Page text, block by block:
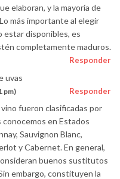
elaboran, y la mayoría de
más importante al elegir
estar disponibles, es
completamente maduros.
Responder
pm) Responder
fueron clasificadas por
conocemos en Estados
Sauvignon Blanc,
y Cabernet. En general,
buenos sustitutos
embargo, constituyen la